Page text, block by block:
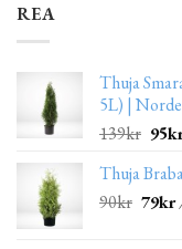
REA
Thuja
5L) |
139kr 95
Thuja
90kr 79kr